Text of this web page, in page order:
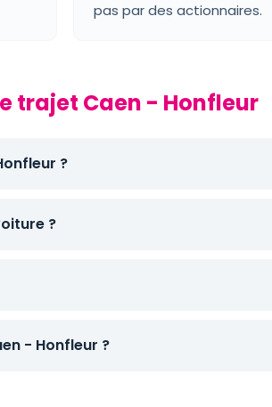
pas par des actionnaires.
trajet Caen - Honfleur
?
?
- Honfleur ?